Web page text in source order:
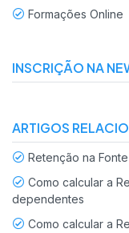
Formações Online
INSCRIÇÃO NA
ARTIGOS
Retenção na
Como calcular a
dependentes
Como calcular a